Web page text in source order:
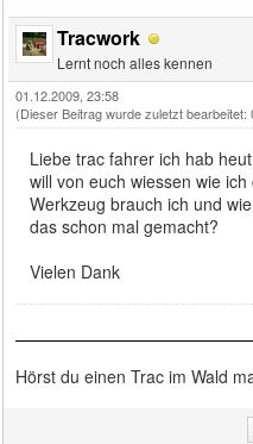
Tracwork
Lernt noch alles kennen
01.12.2009, 23:58
(Dieser Beitrag wurde zuletzt bearbeitet:
Liebe trac fahrer ich hab
will von euch wiessen wie
Werkzeug brauch ich und
das schon mal gemacht?
Vielen Dank
Hörst du einen Trac im Wald